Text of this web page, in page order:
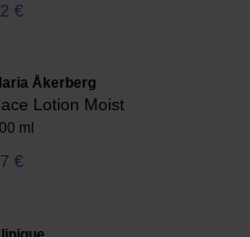
€
Åkerberg
Lotion Moist
ml
€